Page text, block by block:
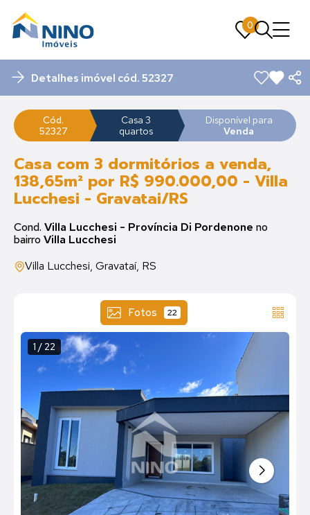
0
0
Detalhes imóvel cód. 52327
Cód.
52327
Casa 3
quartos
Disponível para
Venda
Casa com 3 dormitórios a venda,
138,65m² por R$ 990.000,00 - Villa
Lucchesi - Gravatai/RS
Cond. Villa Lucchesi - Província Di Pordenone no
bairro Villa Lucchesi
Villa Lucchesi, Gravataí, RS
Fotos 22
1 / 22